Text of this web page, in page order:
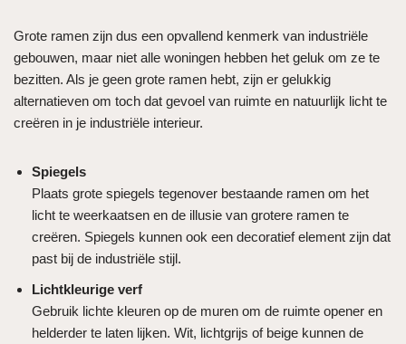
Grote ramen zijn dus een opvallend kenmerk van industriële
gebouwen, maar niet alle woningen hebben het geluk om ze te
bezitten. Als je geen grote ramen hebt, zijn er gelukkig
alternatieven om toch dat gevoel van ruimte en natuurlijk licht te
creëren in je industriële interieur.
Spiegels
Plaats grote spiegels tegenover bestaande ramen om het
licht te weerkaatsen en de illusie van grotere ramen te
creëren. Spiegels kunnen ook een decoratief element zijn dat
past bij de industriële stijl.
Lichtkleurige verf
Gebruik lichte kleuren op de muren om de ruimte opener en
helderder te laten lijken. Wit, lichtgrijs of beige kunnen de